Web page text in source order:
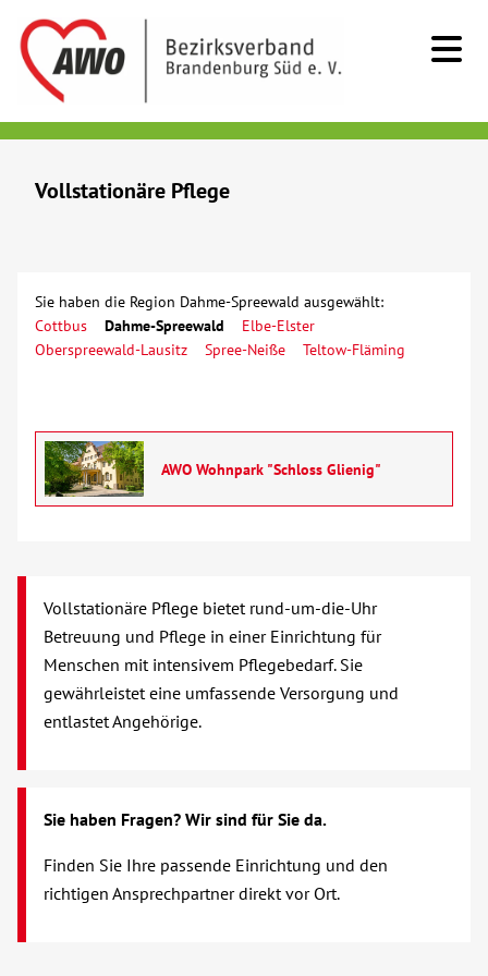
Kurzzeitpflege
Tagespflege
Verhinderungspflege
Wohnen mit Service
Wohngruppen
Beratung & Hilfe
Begegnung
Vollstationäre Pflege
Sie haben die Region Dahme-Spreewald ausgewählt:
Cottbus
Dahme-Spreewald
Elbe-Elster
Oberspreewald-Lausitz
Spree-Neiße Teltow-Fläming
AWO Wohnpark "Schloss Glienig"
Vollstationäre Pflege bietet rund-um-die-Uhr
Betreuung und Pflege in einer Einrichtung für
Menschen mit intensivem Pflegebedarf. Sie
gewährleistet eine umfassende Versorgung und
entlastet Angehörige.
Sie haben Fragen? Wir sind für Sie da.
Finden Sie Ihre passende Einrichtung und den
richtigen Ansprechpartner direkt vor Ort.